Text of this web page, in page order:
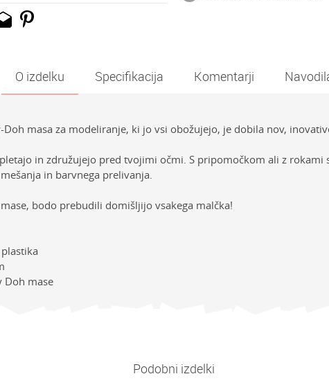
O izdelku Specifikacija Komentarji
Doh masa za modeliranje, ki jo vsi obožujejo, je dobila nov,
in združujejo pred tvojimi očmi. S pripomočkom ali z rokami
in barvnega prelivanja.
bodo prebudili domišljijo vsakega malčka!
Doh mase
Univerzalno
Podobni izdelki